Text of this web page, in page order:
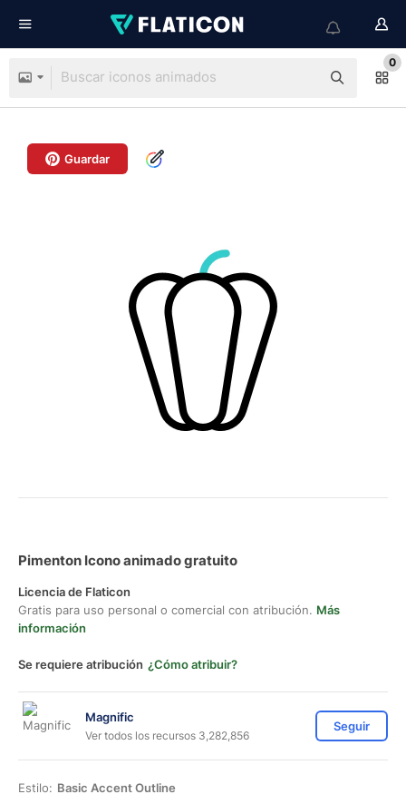
0
Guardar
Pimenton Icono animado gratuito
Licencia de Flaticon
Gratis para uso personal o comercial con atribución. Más
información
Se requiere atribución ¿Cómo atribuir?
Magnific
Ver todos los recursos 3,282,856
Seguir
Estilo: Basic Accent Outline